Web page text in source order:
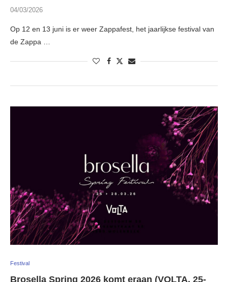
04/03/2026
Op 12 en 13 juni is er weer Zappafest, het jaarlijkse festival van
de Zappa …
Festival
Brosella Spring 2026 komt eraan (VOLTA, 25-